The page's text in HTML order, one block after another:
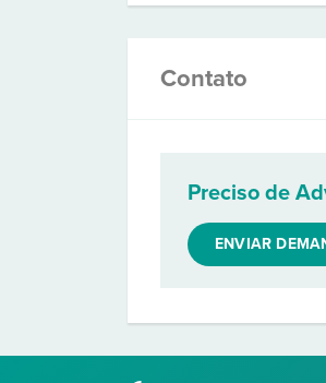
Contato
Preciso de
ENVIAR